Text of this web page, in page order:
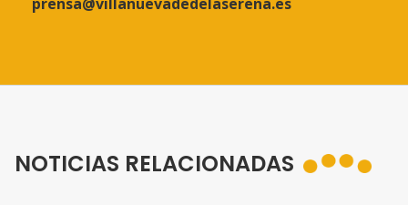
NOTICIAS RELACIONADAS